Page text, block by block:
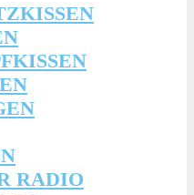
RADIO